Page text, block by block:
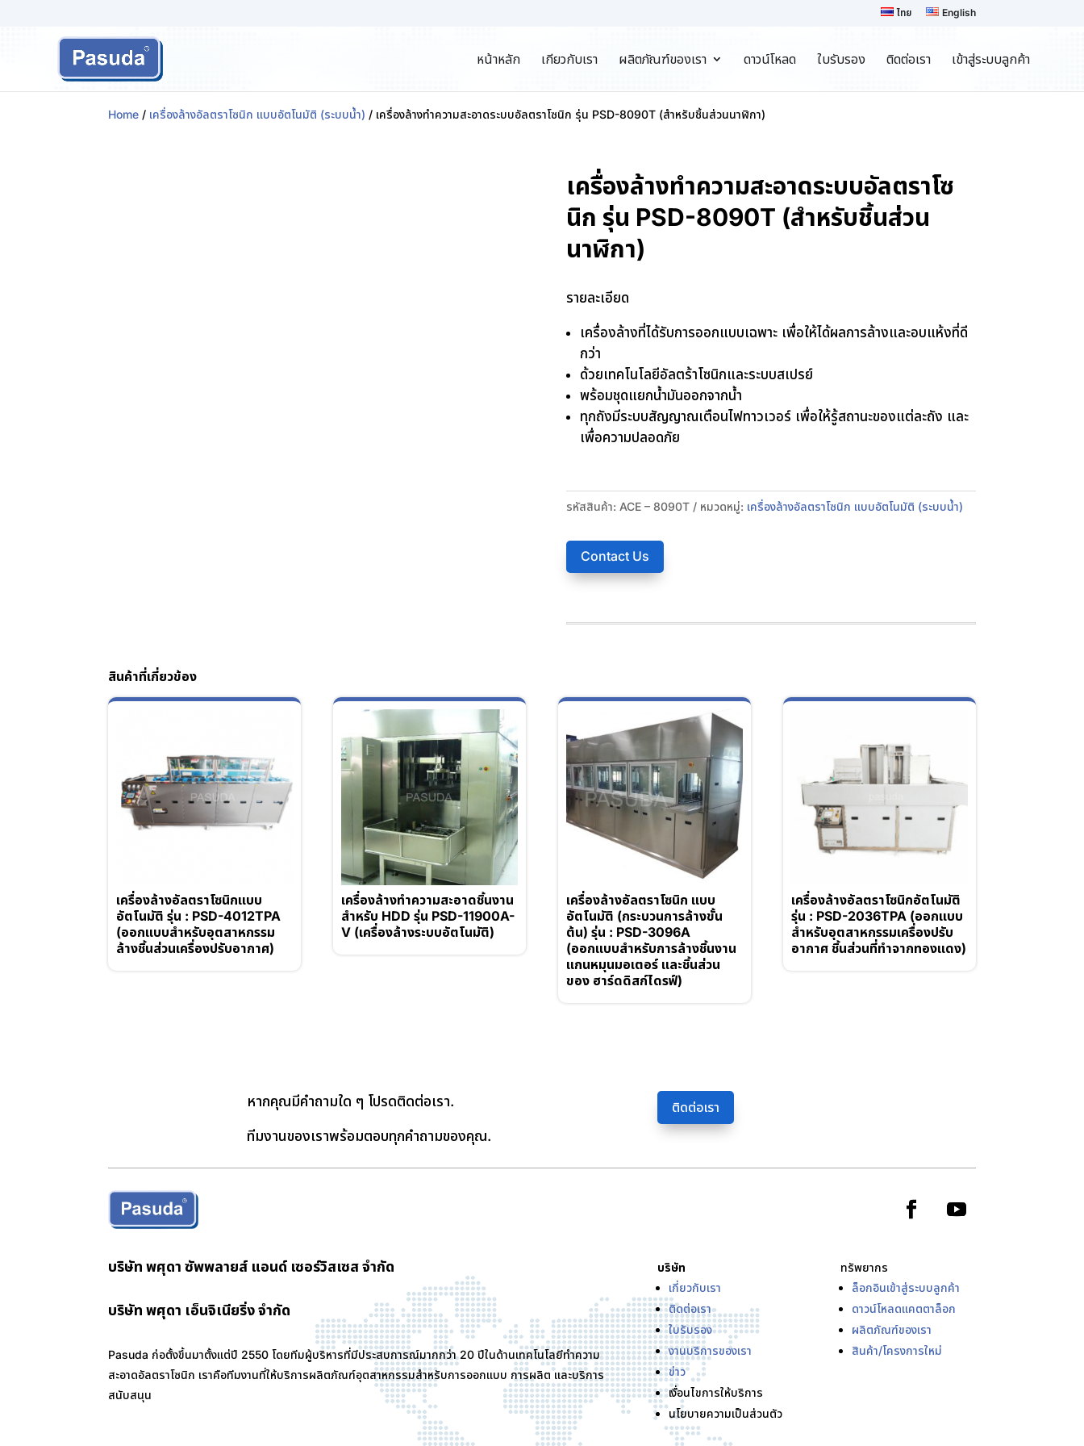
ไทย English
หน้าหลัก เกี่ยวกับเรา ผลิตภัณฑ์ของเรา ดาวน์โหลด ใบรับรอง ติดต่อเรา เข้าสู่ระบบลูกค้า
Home / เครื่องล้างอัลตราโซนิก แบบอัตโนมัติ (ระบบน้ำ) / เครื่องล้างทำความสะอาดระบบอัลตราโซนิก รุ่น PSD-8090T (สำหรับชิ้นส่วนนาฬิกา)
เครื่องล้างทำความสะอาดระบบอัลตราโซ
นิก รุ่น PSD-8090T (สำหรับชิ้นส่วน
นาฬิกา)
รายละเอียด
เครื่องล้างที่ได้รับการออกแบบเฉพาะ เพื่อให้ได้ผลการล้างและอบแห้งที่ดี
กว่า
ด้วยเทคโนโลยีอัลตร้าโซนิกและระบบสเปรย์
พร้อมชุดแยกน้ำมันออกจากน้ำ
ทุกถังมีระบบสัญญาณเตือนไฟทาวเวอร์ เพื่อให้รู้สถานะของแต่ละถัง และ
เพื่อความปลอดภัย
รหัสสินค้า: ACE – 8090T หมวดหมู่: เครื่องล้างอัลตราโซนิก แบบอัตโนมัติ (ระบบน้ำ)
Contact Us
สินค้าที่เกี่ยวข้อง
เครื่องล้างอัลตราโซนิกแบบ
อัตโนมัติ รุ่น : PSD-4012TPA
(ออกแบบสำหรับอุตสาหกรรม
ล้างชิ้นส่วนเครื่องปรับอากาศ)
เครื่องล้างทำความสะอาดชิ้นงาน
สำหรับ HDD รุ่น PSD-11900A-
V (เครื่องล้างระบบอัตโนมัติ)
เครื่องล้างอัลตราโซนิก แบบ
อัตโนมัติ (กระบวนการล้างขั้น
ต้น) รุ่น : PSD-3096A
(ออกแบบสำหรับการล้างชิ้นงาน
แกนหมุนมอเตอร์ และชิ้นส่วน
ของ ฮาร์ดดิสก์ไดรฟ์)
เครื่องล้างอัลตราโซนิกอัตโนมัติ
รุ่น : PSD-2036TPA (ออกแบบ
สำหรับอุตสาหกรรมเครื่องปรับ
อากาศ ชิ้นส่วนที่ทำจากทองแดง)
หากคุณมีคำถามใด ๆ โปรดติดต่อเรา.
ทีมงานของเราพร้อมตอบทุกคำถามของคุณ.
ติดต่อเรา
บริษัท พศุดา ซัพพลายส์ แอนด์ เซอร์วิสเซส จำกัด
บริษัท พศุดา เอ็นจิเนียริ่ง จำกัด
Pasuda ก่อตั้งขึ้นมาตั้งแต่ปี 2550 โดยทีมผู้บริหารที่มีประสบการณ์มากกว่า 20 ปีในด้านเทคโนโลยีทำความ
สะอาดอัลตราโซนิก เราคือทีมงานที่ให้บริการผลิตภัณฑ์อุตสาหกรรมสำหรับการออกแบบ การผลิต และบริการ
สนับสนุน
บริษัท
เกี่ยวกับเรา
ติดต่อเรา
ใบรับรอง
งานบริการของเรา
ข่าว
เงื่อนไขการให้บริการ
นโยบายความเป็นส่วนตัว
ทรัพยากร
ล็อกอินเข้าสู่ระบบลูกค้า
ดาวน์โหลดแคตตาล็อก
ผลิตภัณฑ์ของเรา
สินค้า/โครงการใหม่